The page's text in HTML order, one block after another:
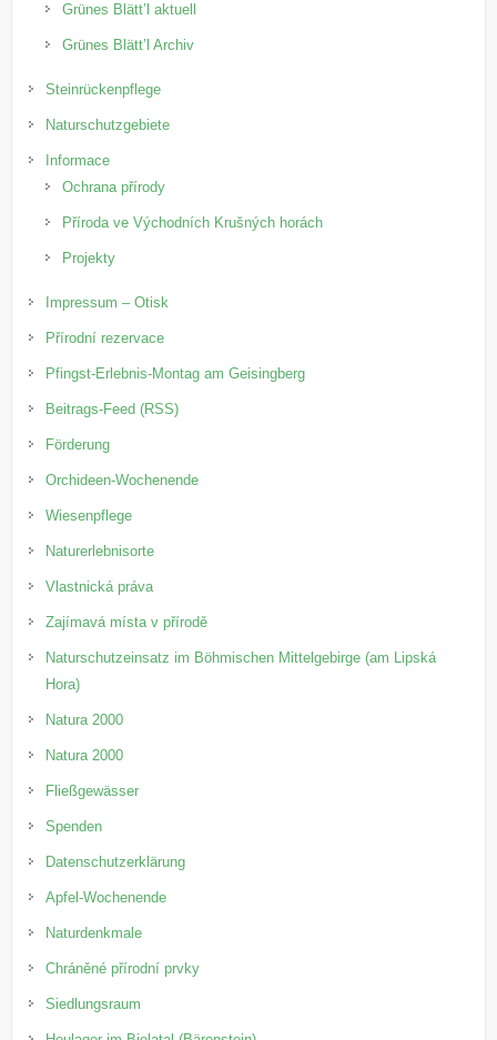
Grünes Blätt’l aktuell
Grünes Blätt’l Archiv
Steinrückenpflege
Naturschutzgebiete
Informace
Ochrana přírody
Příroda ve Východních Krušných horách
Projekty
Impressum – Otisk
Přírodní rezervace
Pfingst-Erlebnis-Montag am Geisingberg
Beitrags-Feed (RSS)
Förderung
Orchideen-Wochenende
Wiesenpflege
Naturerlebnisorte
Vlastnická práva
Zajímavá místa v přírodě
Naturschutzeinsatz im Böhmischen Mittelgebirge (am Lipská
Hora)
Natura 2000
Natura 2000
Fließgewässer
Spenden
Datenschutzerklärung
Apfel-Wochenende
Naturdenkmale
Chráněné přírodní prvky
Siedlungsraum